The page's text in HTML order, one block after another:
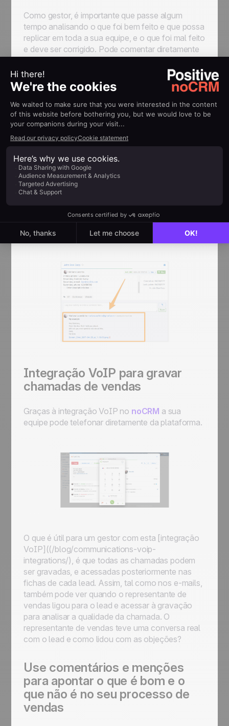
Como gestor, é importante que passe algum
tempo analisando o que foi bem feito e que possa
replicar em toda a sua equipe, e o que foi mal feito
e deve ser corrigido. Pode comentar diretamente
feedback a um representante de vendas.
Vamos ver os diferentes momentos em que pode
interagir com a sua equipe.
Utilize a Integração de e-mail da
noCRM para garantir que a
mensagem correta é entregue
Quer a sua equipe esteja utilizando a
e-mails em Cco
todos os e-mails que o representante de vendas
enviou a um lead diretamente na sua ficha.
Integração VoIP para gravar
chamadas de vendas
Graças à integração VoIP no noCRM a sua
equipe pode telefonar diretamente da plataforma.
O que é útil para um gestor com esta [integração
VoIP]((/blog/communications-voip-
integrations/), é que todas as chamadas podem
ser gravadas, e acessadas posteriormente nas
fichas de cada lead. Assim, tal como nos e-mails,
também pode ver quando o representante de
vendas ligou para o lead e acessar à gravação
para analisar a qualidade da chamada. O
representante de vendas teve uma conversa real
com o lead e como lidou com as objeções?
Use comentários e menções
para apontar o que é bom e o
que não é no seu processo de
vendas